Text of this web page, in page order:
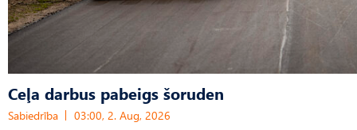
Ceļa darbus pabeigs šoruden
Sabiedrība 03:00, 2. Aug, 2026